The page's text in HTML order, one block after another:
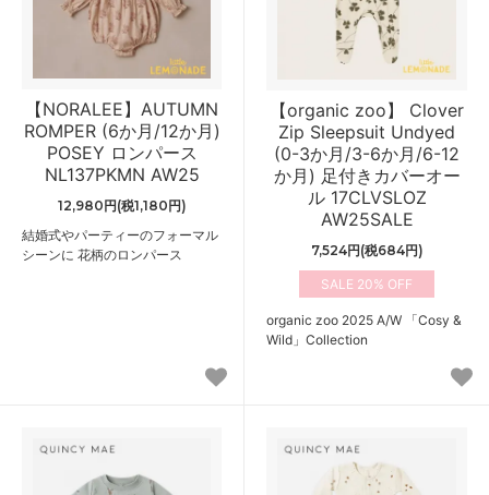
【NORALEE】AUTUMN
ROMPER (6か月/12か月)
POSEY ロンパース
NL137PKMN AW25
12,980円(税1,180円)
結婚式やパーティーのフォーマル
シーンに 花柄のロンパース
【organic zoo】 Clover
Zip Sleepsuit Undyed
(0-3か月/3-6か月/6-12
か月) 足付きカバーオー
ル 17CLVSLOZ
AW25SALE
7,524円(税684円)
20%
organic zoo 2025 A/W 「Cosy &
Wild」Collection